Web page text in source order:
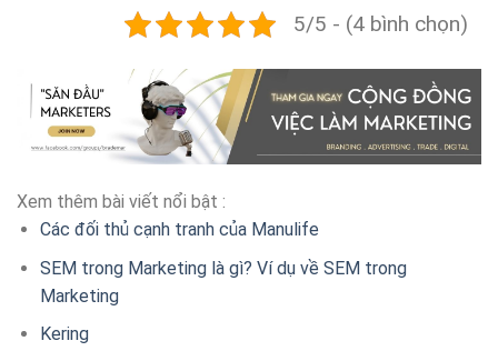
5/5 - (4 bình chọn)
Xem thêm bài viết nổi bật :
Các đối thủ cạnh tranh của Manulife
SEM trong Marketing là gì? Ví dụ về SEM trong
Marketing
Kering